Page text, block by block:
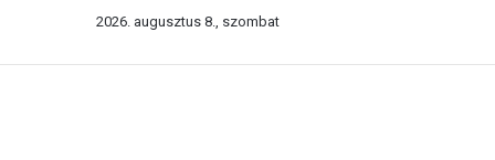
2026. augusztus 8., szombat